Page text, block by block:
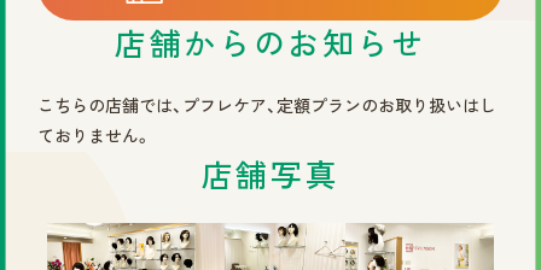
店舗からのお知らせ
こちらの店舗では、プフレケア、定額プランのお取り扱いはし
ておりません。
店舗写真